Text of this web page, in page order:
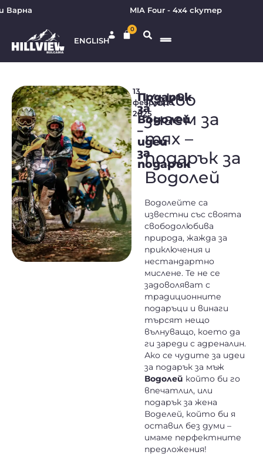
MIA Four - 4х4 скутер
ENGLISH
0
13
февруари
2025
Подарък
за
Водолей
–
идеи
за
подарък
Какво
знаем за
тях –
подарък за
Водолей
Водолейте са
известни със своята
свободолюбива
природа, жажда за
приключения и
нестандартно
мислене. Те не се
задоволяват с
традиционните
подаръци и винаги
търсят нещо
вълнуващо, което да
ги зареди с адреналин.
Ако се чудите за идеи
за подарък за мъж
Водолей който би го
впечатлил, или
подарък за жена
Воделей, който би я
оставил без думи –
имаме перфектните
предложения!